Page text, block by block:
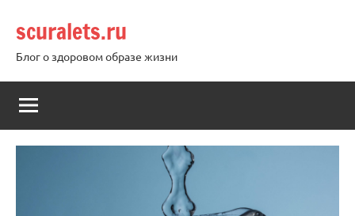
содержимому
scuralets.ru
Блог о здоровом образе жизни